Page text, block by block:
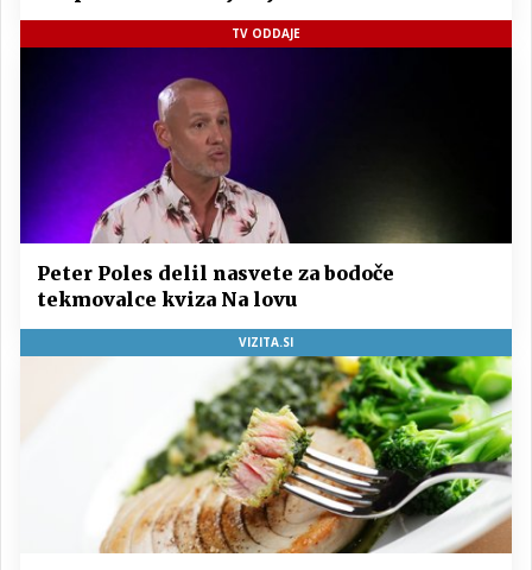
TV ODDAJE
Peter Poles delil nasvete za bodoče
tekmovalce kviza Na lovu
VIZITA.SI